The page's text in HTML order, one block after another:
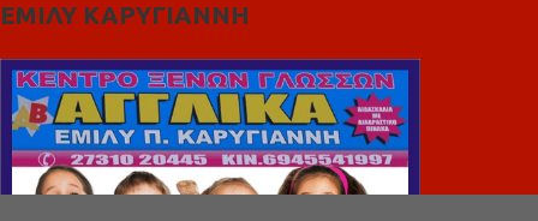
ΕΜΙΛΥ ΚΑΡΥΓΙΑΝΝΗ